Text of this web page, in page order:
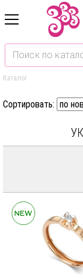
Каталог
Сортировать: